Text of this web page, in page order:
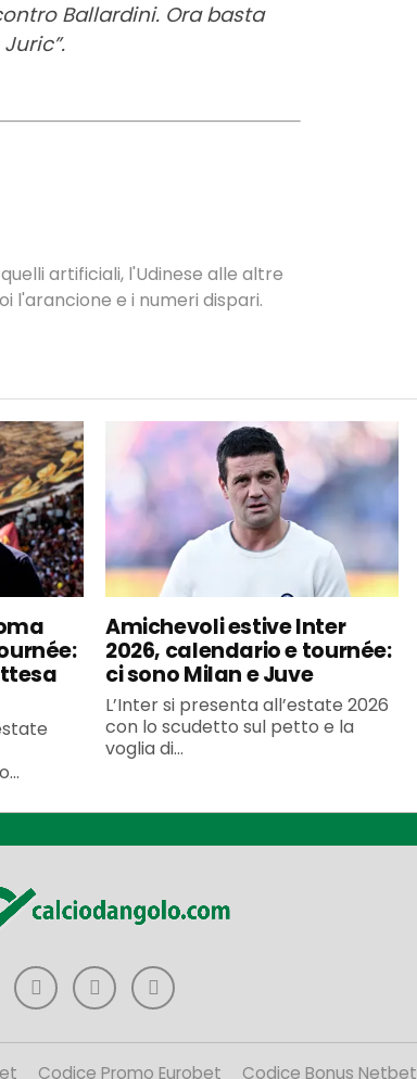
Ballardini. Ora basta
artificiali, l'Udinese alle altre
l'arancione e i numeri dispari.
Amichevoli estive Inter
2026, calendario e tournée:
ci sono Milan e Juve
L’Inter si presenta all’estate 2026
con lo scudetto sul petto e la
voglia di...
Codice Promo Eurobet Codice Bonus Netbet